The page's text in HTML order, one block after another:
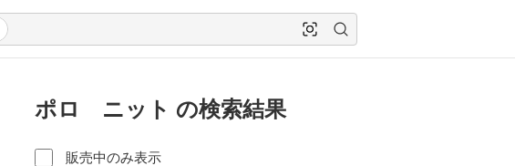
ポロ ニット の検索結果
販売中のみ表示